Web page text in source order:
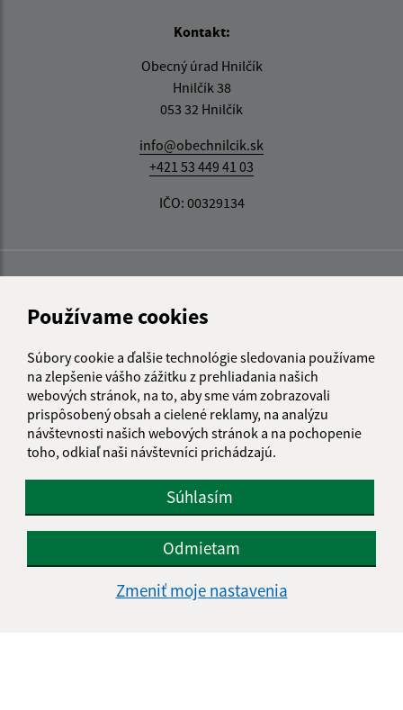
Používame cookies
Súbory cookie a ďalšie technológie sledovania používame
na zlepšenie vášho zážitku z prehliadania našich
webových stránok, na to, aby sme vám zobrazovali
prispôsobený obsah a cielené reklamy, na analýzu
návštevnosti našich webových stránok a na pochopenie
toho, odkiaľ naši návštevníci prichádzajú.
Súhlasím
Odmietam
Zmeniť moje nastavenia
Kontakt:
Obecný úrad Hnilčík
Hnilčík 38
053 32 Hnilčík
info@obechnilcik.sk
+421 53 449 41 03
IČO: 00329134
Informácie o stránke:
Autorské práva